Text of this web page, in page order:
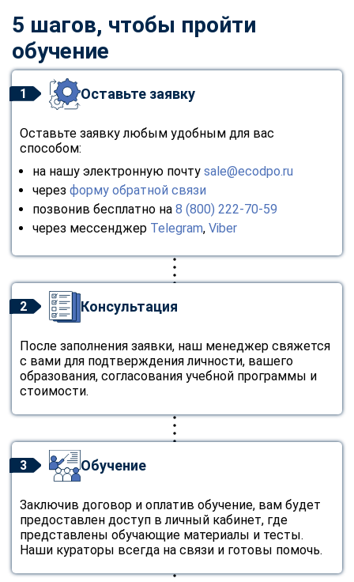
5 шагов, чтобы пройти
обучение
1 Оставьте заявку
Оставьте заявку любым удобным для вас
способом:
на нашу электронную почту sale@ecodpo.ru
через форму обратной связи
позвонив бесплатно на 8 (800) 222-70-59
через мессенджер Telegram, Viber
2 Консультация
После заполнения заявки, наш менеджер свяжется
с вами для подтверждения личности, вашего
образования, согласования учебной программы и
стоимости.
3 Обучение
Заключив договор и оплатив обучение, вам будет
предоставлен доступ в личный кабинет, где
представлены обучающие материалы и тесты.
Наши кураторы всегда на связи и готовы помочь.